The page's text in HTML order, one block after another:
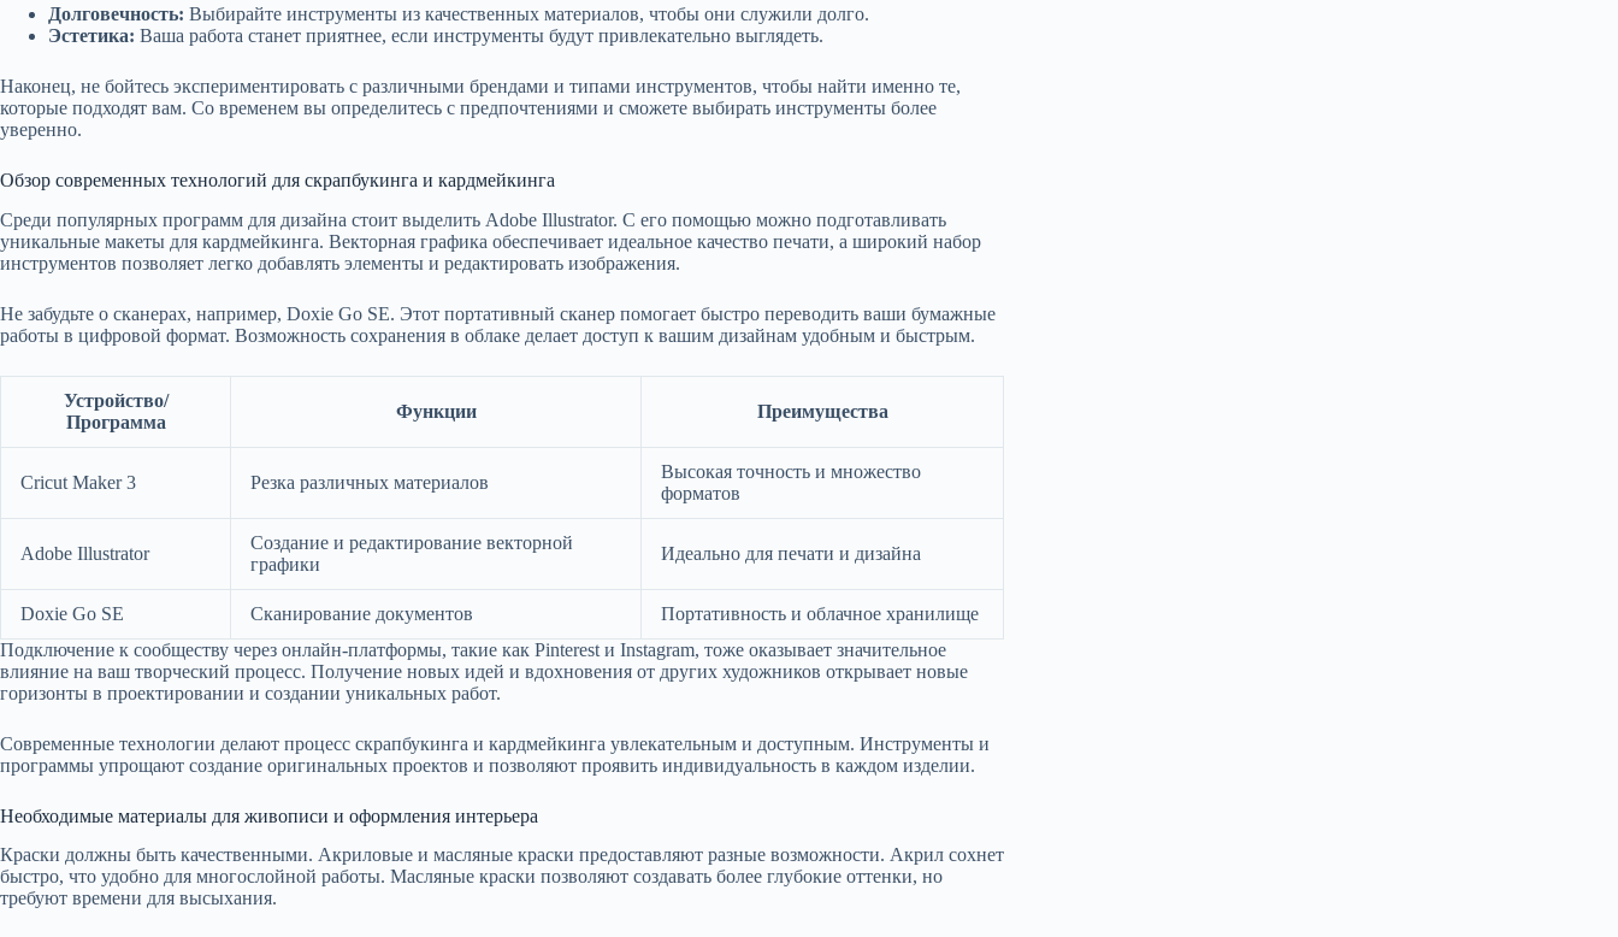
Долговечность: Выбирайте инструменты из качественных материалов, чтобы они служили долго.
Эстетика: Ваша работа станет приятнее, если инструменты будут привлекательно выглядеть.
Наконец, не бойтесь экспериментировать с различными брендами и типами инструментов, чтобы найти именно те,
которые подходят вам. Со временем вы определитесь с предпочтениями и сможете выбирать инструменты более
уверенно.
Обзор современных технологий для скрапбукинга и кардмейкинга
Среди популярных программ для дизайна стоит выделить Adobe Illustrator. С его помощью можно подготавливать
уникальные макеты для кардмейкинга. Векторная графика обеспечивает идеальное качество печати, а широкий набор
инструментов позволяет легко добавлять элементы и редактировать изображения.
Не забудьте о сканерах, например, Doxie Go SE. Этот портативный сканер помогает быстро переводить ваши бумажные
работы в цифровой формат. Возможность сохранения в облаке делает доступ к вашим дизайнам удобным и быстрым.
Устройство/
Программа
Функции Преимущества
Cricut Maker 3 Резка различных материалов
Высокая точность и множество
форматов
Adobe Illustrator
Создание и редактирование векторной
графики
Идеально для печати и дизайна
Doxie Go SE Сканирование документов
Портативность и облачное хранилище
Подключение к сообществу через онлайн-платформы, такие как Pinterest и Instagram, тоже оказывает значительное
влияние на ваш творческий процесс. Получение новых идей и вдохновения от других художников открывает новые
горизонты в проектировании и создании уникальных работ.
Современные технологии делают процесс скрапбукинга и кардмейкинга увлекательным и доступным. Инструменты и
программы упрощают создание оригинальных проектов и позволяют проявить индивидуальность в каждом изделии.
Необходимые материалы для живописи и оформления интерьера
Краски должны быть качественными. Акриловые и масляные краски предоставляют разные возможности. Акрил сохнет
быстро, что удобно для многослойной работы. Масляные краски позволяют создавать более глубокие оттенки, но
требуют времени для высыхания.